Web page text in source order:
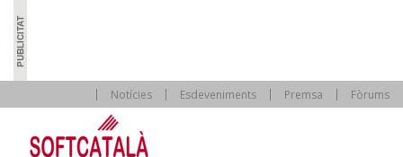
Notícies Esdeveniments Premsa Fòrums